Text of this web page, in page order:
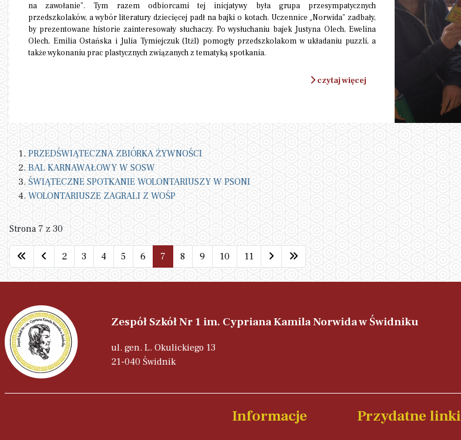
na zawołanie”. Tym razem odbiorcami tej inicjatywy była grupa przesympatycznych
przedszkolaków, a wybór literatury dziecięcej padł na bajki o kotach. Uczennice „Norwida” zadbały,
by prezentowane historie zainteresowały słuchaczy. Po wysłuchaniu bajek Justyna Olech, Ewelina
Olech, Emilia Ostańska i Julia Tymiejczuk (1tżl) pomogły przedszkolakom w układaniu puzzli, a
także wykonaniu prac plastycznych związanych z tematyką spotkania.
czytaj więcej
PRZEDŚWIĄTECZNA ZBIÓRKA ŻYWNOŚCI
BAL KARNAWAŁOWY W SOSW
ŚWIĄTECZNE SPOTKANIE WOLONTARIUSZY W PSONI
WOLONTARIUSZE ZAGRALI Z WOŚP
Strona 7 z 30
2 3 4 5 6 7 8 9 10 11
Zespół Szkół Nr 1 im. Cypriana Kamila Norwida w Świdniku
ul. gen. L. Okulickiego 13
21-040 Świdnik
Informacje Przydatne linki